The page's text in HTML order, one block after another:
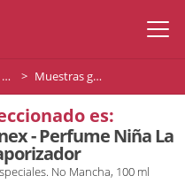
Muestras gratis de Suavinex - Perfume Niña La Petite Chic Vaporizador
es:
- Perfume Niña La
No Mancha, 100 ml